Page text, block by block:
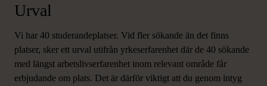
Urval
Vi har 40 studerandeplatser. Vid fler sökande än det finns
platser, sker ett urval utifrån yrkeserfarenhet där de 40 sökande
med längst arbetslivserfarenhet inom relevant område får
erbjudande om plats. Det är därför viktigt att du genom intyg